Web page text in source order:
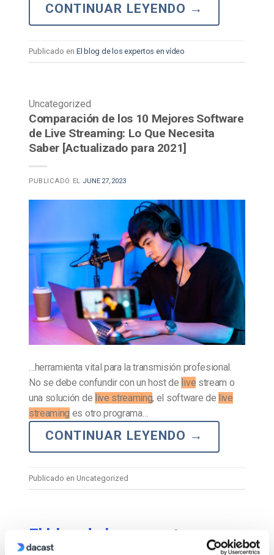
CONTINUAR LEYENDO →
Publicado en El blog de los expertos en vídeo
Uncategorized
Comparación de los 10 Mejores Software
de Live Streaming: Lo Que Necesita
Saber [Actualizado para 2021]
PUBLICADO EL JUNE 27, 2023
…herramienta vital para la transmisión profesional.
No se debe confundir con un host de live stream o
una solución de live streaming, el software de live
streaming es otro programa…
CONTINUAR LEYENDO →
Publicado en Uncategorized
El blog de los expertos en